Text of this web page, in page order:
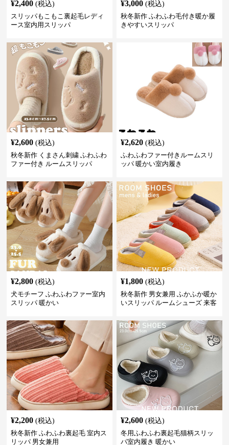
¥2,400 (税込)
スリッパもこもこ裏起毛レディ
ース室内用スリッパ
¥3,000 (税込)
秋冬新作 ふわふわ毛付き暖か履
きやすいスリッパ
¥2,600 (税込)
秋冬新作 くまさん刺繍 ふわふわ
ファー付き ルームスリッパ
¥2,620 (税込)
ふわふわファー付きルームスリ
ッパ 暖かい室内履き
¥2,800 (税込)
犬モチーフ ふわふわファー室内
スリッパ 暖かい
¥1,800 (税込)
秋冬新作 男女兼用 ふかふか暖か
いスリッパ ルームシューズ 来客
¥2,200 (税込)
秋冬新作 ふわふわ裏起毛 室内ス
リッパ 男女兼用
¥2,600 (税込)
冬用ふわふわ裏起毛猫柄スリッ
パ室内履き 暖かい